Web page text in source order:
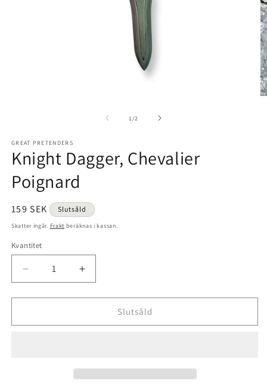
1 /av2
GREAT PRETENDERS
Knight Dagger, Chevalier
Poignard
Ordinarie
pris
159 SEK Slutsåld
Skatter ingår. Frakt beräknas i kassan.
Kvantitet
Kvantitet
Minska
kvantitet
för
Dagger,
Öka
kvantitet
för
Dagger,
Slutsåld